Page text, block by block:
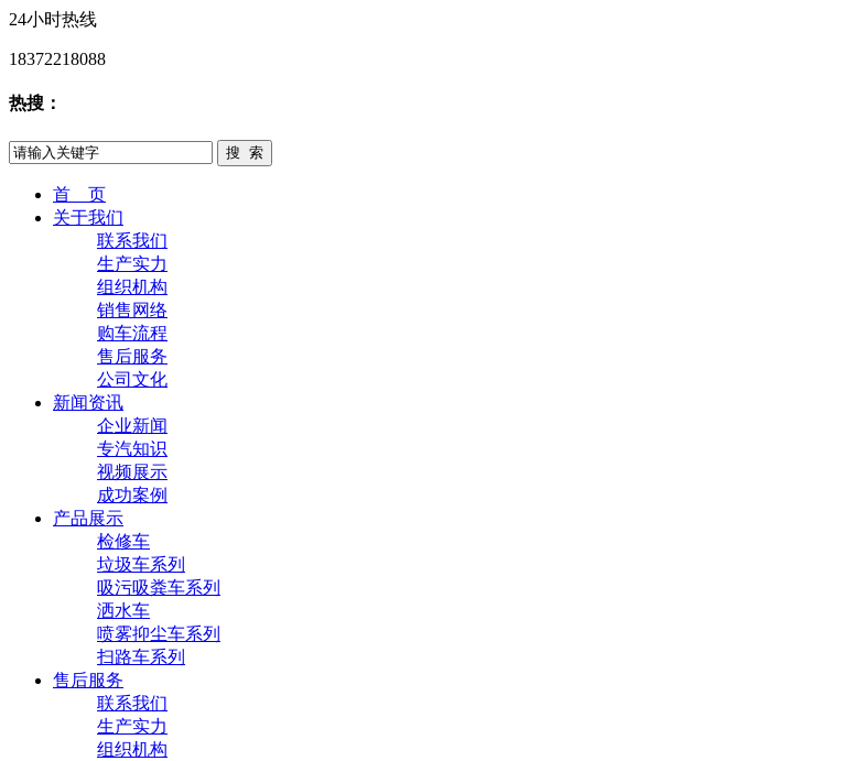
24小时热线
18372218088
热搜：
首 页
关于我们
联系我们
生产实力
组织机构
销售网络
购车流程
售后服务
公司文化
新闻资讯
企业新闻
专汽知识
视频展示
成功案例
产品展示
检修车
垃圾车系列
吸污吸粪车系列
洒水车
喷雾抑尘车系列
扫路车系列
售后服务
联系我们
生产实力
组织机构